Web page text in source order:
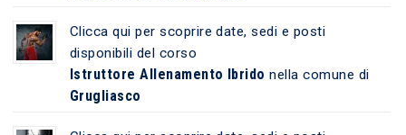
Clicca qui per scoprire date, sedi e posti
disponibili del corso
Istruttore Allenamento Ibrido nella comune di
Grugliasco